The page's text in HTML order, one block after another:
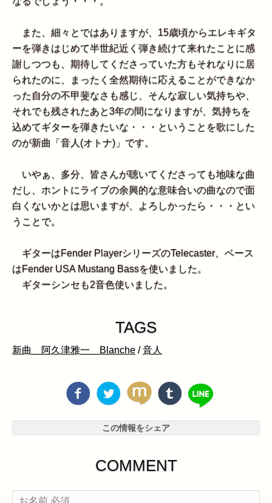
また、細々とではありますが、15歳頃からエレキギタ
ーを弾きはじめて半世紀近く弾き続けて来れたことに感
謝しつつも、期待してくださっていた方もそれなりに居
られたのに、まったく全然期待に応えることができなか
った自分の不甲斐なさも感じ、そんな寂しい気持ちや、
それでも残されたあと3年の間になりますが、気持ちを
込めてギターを弾きたいな・・・ということを歌にした
のが新曲「音人(オトナ)」です。
いやぁ、多分、皆さんが聴いてくださっても地味な曲
だし、ホントにライブの余興的な意味合いの曲なので面
白くないかとは思いますが、よろしかったら・・・とい
うことで。
ギターはFender PlayerシリーズのTelecaster、ベース
はFender USA Mustang Bassを使いました。
ギターシンセも2音色使いました。
TAGS
新曲 阿久津雅一 Blanche /音人
この情報をシェア
COMMENT